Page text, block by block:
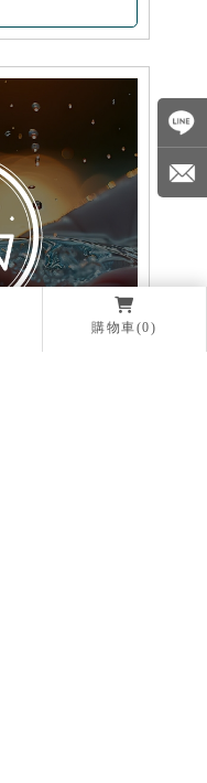
購物車(0)